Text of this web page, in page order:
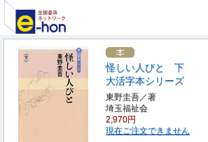
怪しい人びと 下
大活字本シリーズ
東野圭吾／著
埼玉福祉会
2,970円
現在ご注文できません